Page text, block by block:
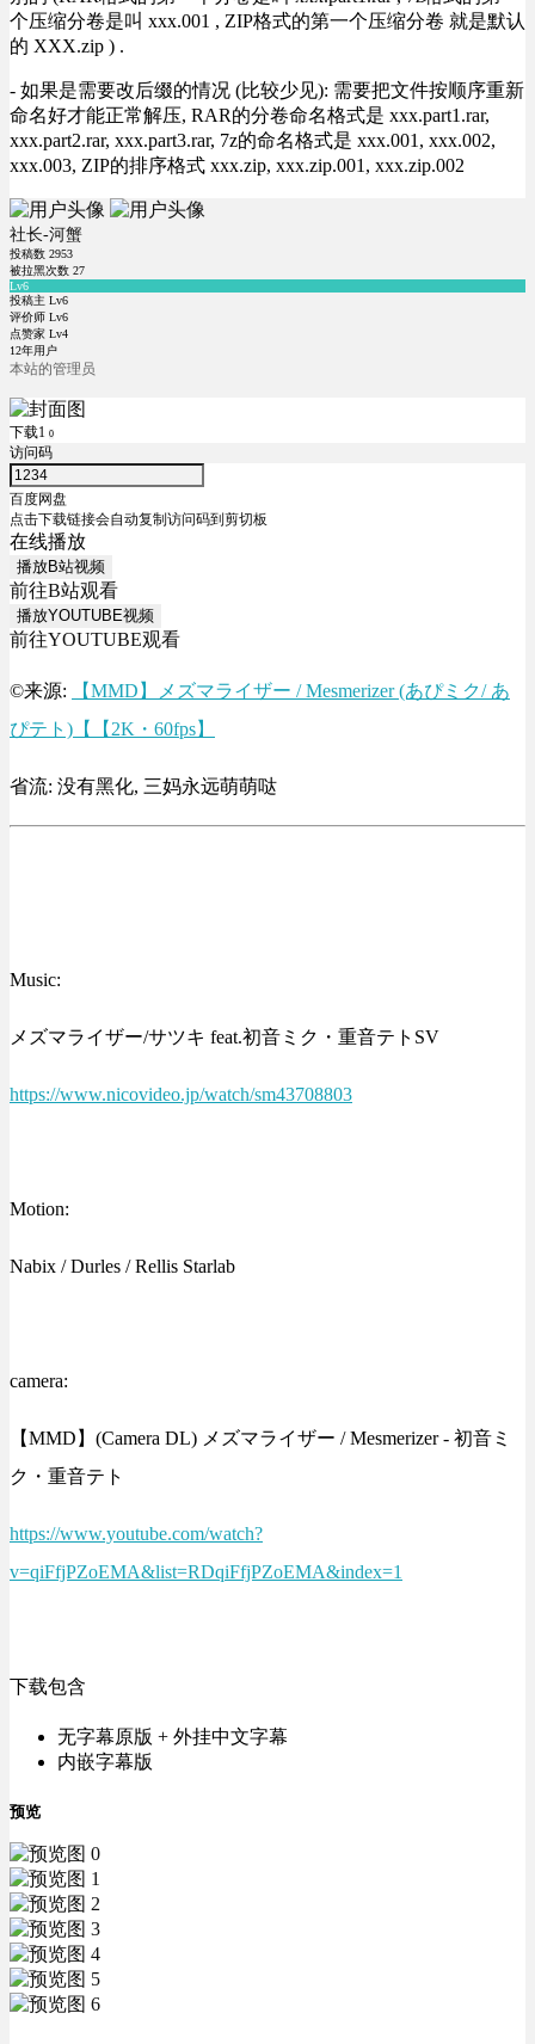
个压缩分卷是叫 xxx.001 , ZIP格式的第一个压缩分卷 就是默认
的 XXX.zip ) .
- 如果是需要改后缀的情况 (比较少见): 需要把文件按顺序重新
命名好才能正常解压, RAR的分卷命名格式是 xxx.part1.rar,
xxx.part2.rar, xxx.part3.rar, 7z的命名格式是 xxx.001, xxx.002,
xxx.003, ZIP的排序格式 xxx.zip, xxx.zip.001, xxx.zip.002
社长-河蟹
投稿数 2953
被拉黑次数 27
Lv6
投稿主 Lv6
评价师 Lv6
点赞家 Lv4
12年用户
本站的管理员
下载1 0
访问码
百度网盘
点击下载链接会自动复制访问码到剪切板
在线播放
播放B站视频
前往B站观看
播放YOUTUBE视频
前往YOUTUBE观看
©来源:
【MMD】メズマライザー / Mesmerizer (あぴミク/ あ
ぴテト)【【2K・60fps】
省流: 没有黑化, 三妈永远萌萌哒
Music:
メズマライザー/サツキ feat.初音ミク・重音テトSV
https://www.nicovideo.jp/watch/sm43708803
Motion:
Nabix‬ / ‪Durles‬ / Rellis Starlab
camera:
【MMD】(Camera DL) メズマライザー / Mesmerizer - 初音ミ
ク・重音テト
https://www.youtube.com/watch?
v=qiFfjPZoEMA&list=RDqiFfjPZoEMA&index=1
下载包含
无字幕原版 + 外挂中文字幕
内嵌字幕版
预览